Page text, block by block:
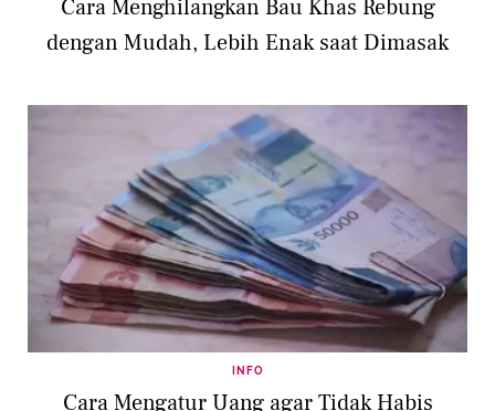
Cara Menghilangkan Bau Khas Rebung
dengan Mudah, Lebih Enak saat Dimasak
INFO
Cara Mengatur Uang agar Tidak Habis